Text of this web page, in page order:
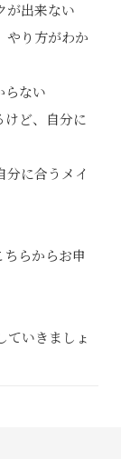
が出来ない
やり方がわか
らない
けど、自分に
分に合うメイ
らからお申
ていきましょ